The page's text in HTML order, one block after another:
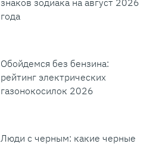
знаков зодиака на август 2026
года
Обойдемся без бензина:
рейтинг электрических
газонокосилок 2026
Люди с черным: какие черные